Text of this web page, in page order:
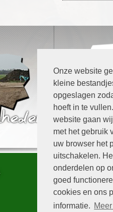
Onze website
kleine
opgeslagen
hoeft in te
website gaan
met het gebruik
uw browser het
uitschakelen.
onderdelen op
goed
cookies en ons
informatie.
Home
Contact